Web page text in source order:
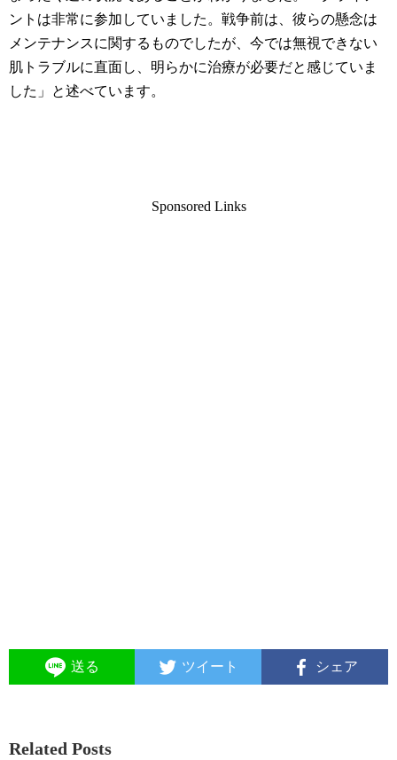
ントは非常に参加していました。戦争前は、彼らの懸念は
メンテナンスに関するものでしたが、今では無視できない
肌トラブルに直面し、明らかに治療が必要だと感じていま
した」と述べています。
Sponsored Links
送る ツイート シェア
Related Posts